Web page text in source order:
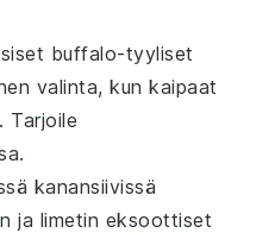
buffalo-tyyliset
valinta, kun kaipaat
Tarjoile
kanansiivissä
ja limetin eksoottiset